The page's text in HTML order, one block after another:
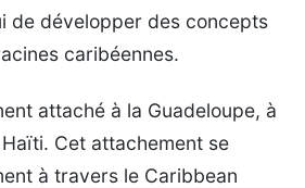
de développer des concepts
caribéennes.
attaché à la Guadeloupe, à
Cet attachement se
à travers le Caribbean